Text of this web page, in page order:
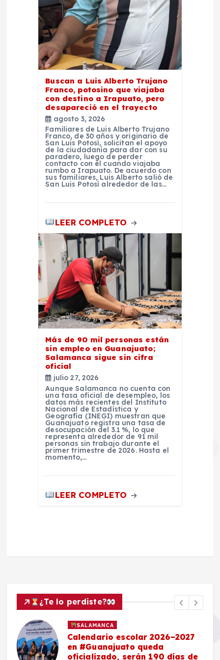
Buscan a Luis Alberto Trujano
Franco, potosino que viajaba
con destino a Irapuato, pero
desapareció en el trayecto
agosto 3, 2026
Familiares de Luis Alberto Trujano
Franco, de 30 años y originario de
San Luis Potosí, solicitan el apoyo
de la ciudadanía para dar con su
paradero, luego de perder
contacto con él cuando viajaba
rumbo a Irapuato. De acuerdo con
sus familiares, Luis Alberto salió de
San Luis Potosí alrededor de las…
LEER COMPLETO
Más de 90 mil personas están
sin empleo en Guanajuato;
Salamanca sigue sin cifra
oficial
julio 27, 2026
Aunque Salamanca no cuenta con
una tasa oficial de desempleo, los
datos más recientes del Instituto
Nacional de Estadística y
Geografía (INEGI) muestran que
Guanajuato registra una tasa de
desocupación del 3.1 %, lo que
representa alrededor de 91 mil
personas sin trabajo durante el
primer trimestre de 2026. Hasta el
momento,…
LEER COMPLETO
¿Te lo perdiste?
SALAMANCA
Calendario escolar 2026–2027
en #Guanajuato queda
oficializado, serán 190 días de